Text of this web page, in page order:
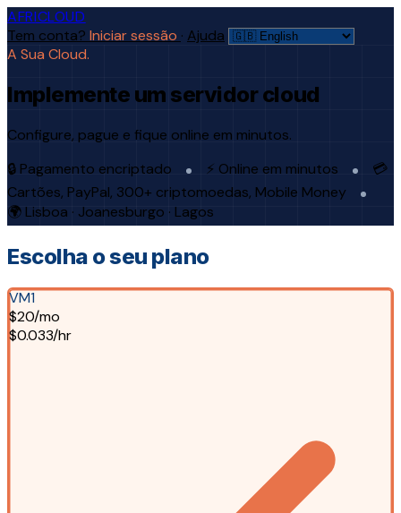
AFRICLOUD
Tem conta? Iniciar sessão · Ajuda
A Sua Cloud.
Implemente um servidor cloud
Configure, pague e fique online em minutos.
🔒 Pagamento encriptado
⚡ Online em minutos
💳
Cartões, PayPal, 300+ criptomoedas, Mobile Money
🌍 Lisboa · Joanesburgo · Lagos
Escolha o seu plano
VM1
$20/mo
$0.033/hr